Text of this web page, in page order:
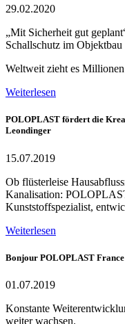
29.02.2020
„Mit Sicherheit gut
Schallschutz im Objektbau
Weltweit zieht es
Weiterlesen
POLOPLAST fördert die
Leondinger
15.07.2019
Ob flüsterleise
Kanalisation:
Kunststoffspezialist,
Weiterlesen
Bonjour POLOPLAST France
01.07.2019
Konstante
weiter wachsen.